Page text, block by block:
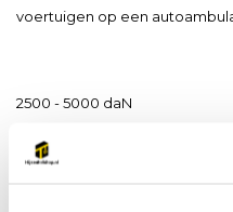
voertuigen op een
2500 - 5000 daN
voorzien van een verzinkte